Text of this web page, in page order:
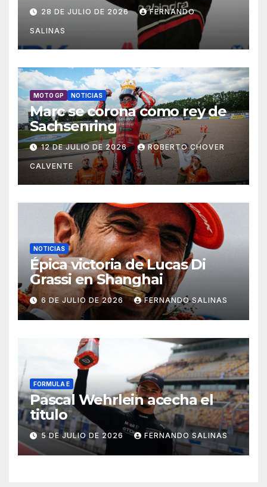
28 DE JULIO DE 2026 FERNANDO
SALINAS
MOTO GP NOTICIAS
Marc se corona como rey de
Sachsenring
12 DE JULIO DE 2026 ROBERTO CHOVER
CALVENTE
NOTICIAS
Épica victoria de Lucas Di
Grassi en Shanghai
6 DE JULIO DE 2026 FERNANDO SALINAS
FORMULA E
Pascal Wehrlein acecha el
titulo
5 DE JULIO DE 2026 FERNANDO SALINAS